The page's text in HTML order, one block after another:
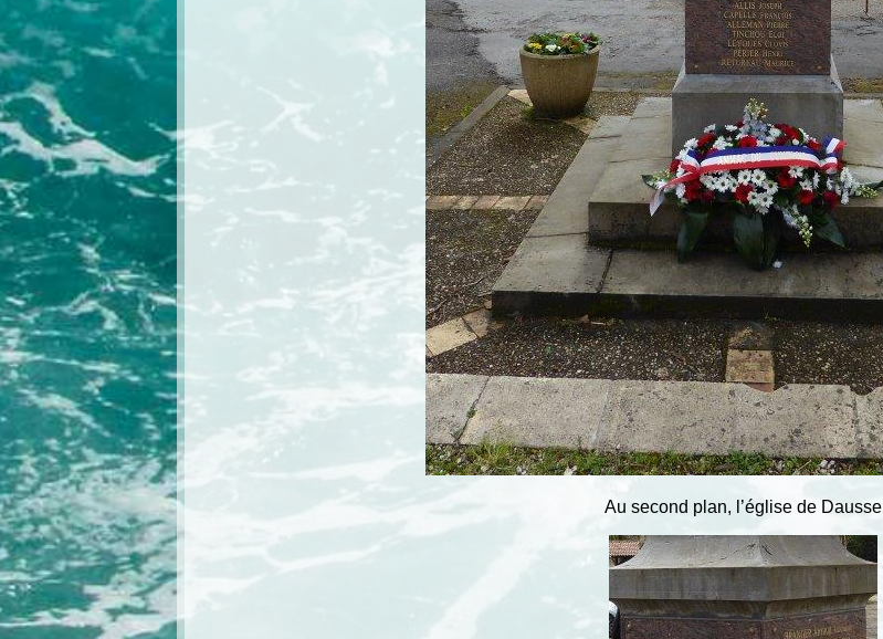
Au second plan, l’église de Dausse